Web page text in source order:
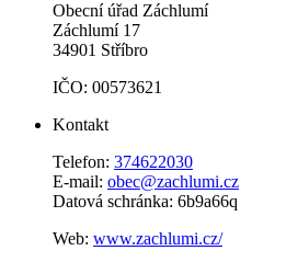
Obecní úřad Záchlumí
Záchlumí 17
34901 Stříbro
IČO: 00573621
Kontakt
Telefon: 374622030
E-mail: obec@zachlumi.cz
Datová schránka: 6b9a66q
Web: www.zachlumi.cz/